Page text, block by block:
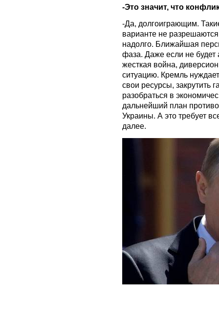
-Это значит, что
-Да, долгоиграющим.
варианте не
надолго. Ближайшая
фаза. Даже если не будет
жесткая война,
ситуацию. Кремль
свои ресурсы, закрутить
разобраться в
дальнейший план
Украины. А это требует
далее.